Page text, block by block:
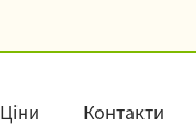
Ціни Контакти